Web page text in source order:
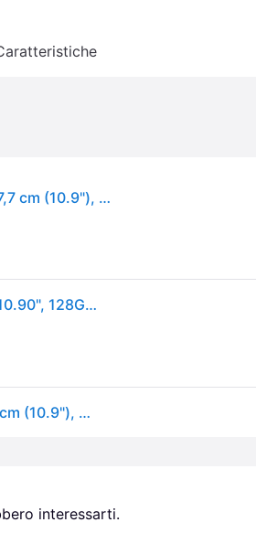
Samsung Galaxy Tab S9 FE Enterprise Edition, 27,7 cm (10.9"), 2304 x 1440 Pixel, 128 GB, 6 GB, Android 13, Grau
Samsung Galaxy Tab S9 FE Enterprise Edition (5G, 10.90", 128GB, Grigio), Tablet, Grigio
Samsung Galaxy Tab S9 FE Enterprise Edition, 27,7 cm (10.9"), 2304 x 1440 Pixel, 128 GB, 6 GB, Android 13, Grau
interessarti.